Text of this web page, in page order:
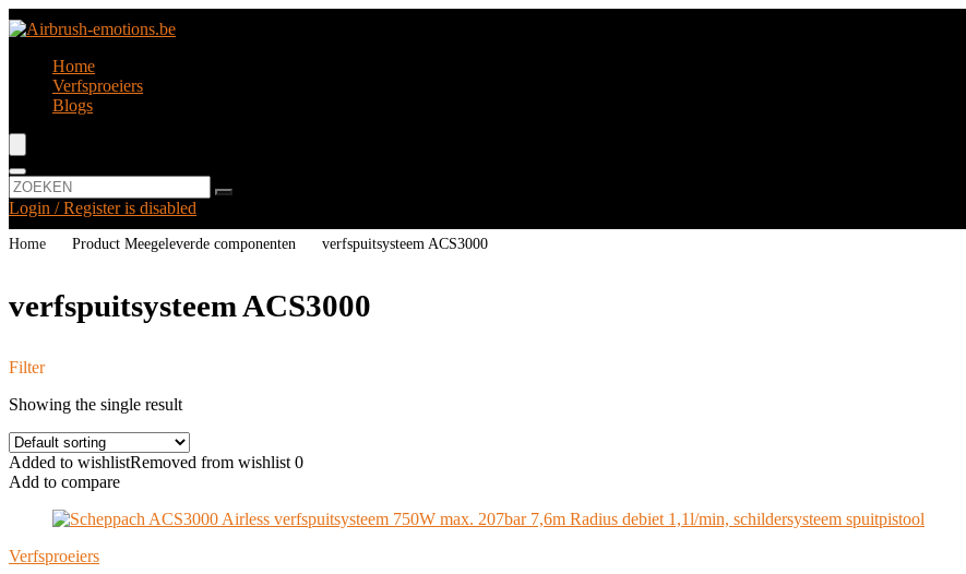
Home
Verfsproeiers
Blogs
Login / Register is disabled
Home Product Meegeleverde componenten ‎verfspuitsysteem ACS3000
‎verfspuitsysteem ACS3000
Filter
Showing the single result
Added to wishlistRemoved from wishlist 0
Add to compare
Verfsproeiers